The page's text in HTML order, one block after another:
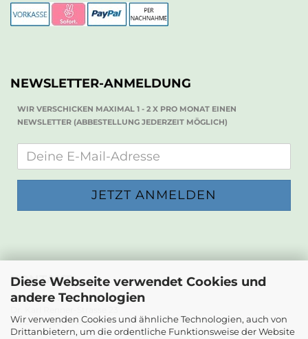
Diese Webseite verwendet Cookies und
andere Technologien
Wir verwenden Cookies und ähnliche Technologien, auch von
Drittanbietern, um die ordentliche Funktionsweise der Website
NEWSLETTER-ANMELDUNG
WIR VERSCHICKEN MAXIMAL 1 - 2 X PRO MONAT EINEN
NEWSLETTER (ABBESTELLUNG JEDERZEIT MÖGLICH)
KONTAKT
Die Papierwerkstatt
2232 Deutsch-Wagram